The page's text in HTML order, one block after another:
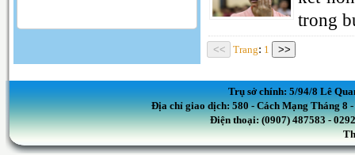
trong
Trang: 1
Trụ sở chính: 5/94/8 Lê
Địa chỉ giao dịch: 580 - Cách Mạng Tháng 8
Điện thoại: (0907) 487583 -